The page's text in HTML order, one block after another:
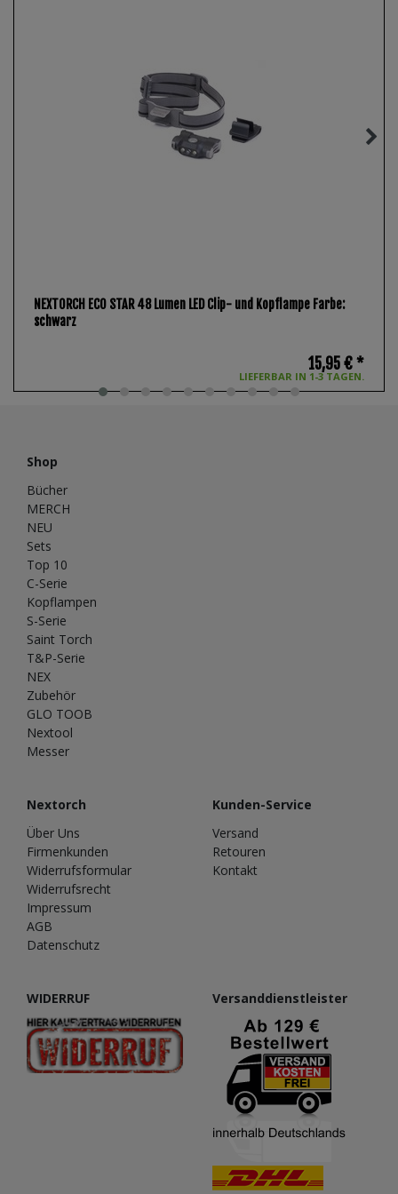
NEXTORCH ECO STAR 48 Lumen LED Clip- und Kopflampe Farbe:
schwarz
LIEFERBAR IN 1-3 TAGEN.
15,95 € *
Shop
Bücher
MERCH
NEU
Sets
Top 10
C-Serie
Kopflampen
S-Serie
Saint Torch
T&P-Serie
NEX
Zubehör
GLO TOOB
Nextool
Messer
Nextorch
Über Uns
Firmenkunden
Widerrufsformular
Widerrufsrecht
Impressum
AGB
Datenschutz
Kunden-Service
Versand
Retouren
Kontakt
WIDERRUF Versanddienstleister